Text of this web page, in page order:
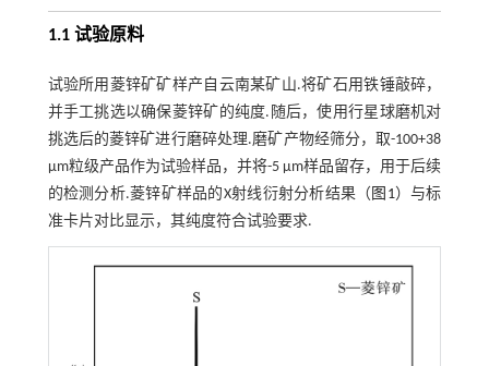
1.1 试验原料
试验所用菱锌矿矿样产自云南某矿山.将矿石用铁锤敲碎，
并手工挑选以确保菱锌矿的纯度.随后，使用行星球磨机对
挑选后的菱锌矿进行磨碎处理.磨矿产物经筛分，取-100+38
μm粒级产品作为试验样品，并将-5 μm样品留存，用于后续
的检测分析.菱锌矿样品的X射线衍射分析结果（ 图1）与标
准卡片对比显示，其纯度符合试验要求.